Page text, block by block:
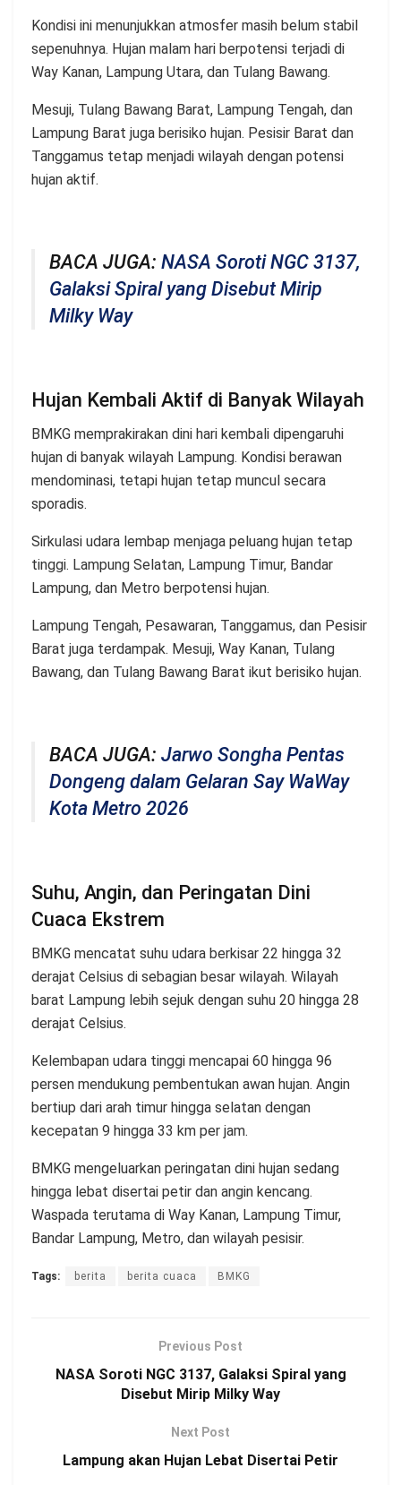
Kondisi ini menunjukkan atmosfer masih belum stabil
sepenuhnya. Hujan malam hari berpotensi terjadi di
Way Kanan, Lampung Utara, dan Tulang Bawang.
Mesuji, Tulang Bawang Barat, Lampung Tengah, dan
Lampung Barat juga berisiko hujan. Pesisir Barat dan
Tanggamus tetap menjadi wilayah dengan potensi
hujan aktif.
BACA JUGA: NASA Soroti NGC 3137,
Galaksi Spiral yang Disebut Mirip
Milky Way
Hujan Kembali Aktif di Banyak Wilayah
BMKG memprakirakan dini hari kembali dipengaruhi
hujan di banyak wilayah Lampung. Kondisi berawan
mendominasi, tetapi hujan tetap muncul secara
sporadis.
Sirkulasi udara lembap menjaga peluang hujan tetap
tinggi. Lampung Selatan, Lampung Timur, Bandar
Lampung, dan Metro berpotensi hujan.
Lampung Tengah, Pesawaran, Tanggamus, dan Pesisir
Barat juga terdampak. Mesuji, Way Kanan, Tulang
Bawang, dan Tulang Bawang Barat ikut berisiko hujan.
BACA JUGA: Jarwo Songha Pentas
Dongeng dalam Gelaran Say WaWay
Kota Metro 2026
Suhu, Angin, dan Peringatan Dini
Cuaca Ekstrem
BMKG mencatat suhu udara berkisar 22 hingga 32
derajat Celsius di sebagian besar wilayah. Wilayah
barat Lampung lebih sejuk dengan suhu 20 hingga 28
derajat Celsius.
Kelembapan udara tinggi mencapai 60 hingga 96
persen mendukung pembentukan awan hujan. Angin
bertiup dari arah timur hingga selatan dengan
kecepatan 9 hingga 33 km per jam.
BMKG mengeluarkan peringatan dini hujan sedang
hingga lebat disertai petir dan angin kencang.
Waspada terutama di Way Kanan, Lampung Timur,
Bandar Lampung, Metro, dan wilayah pesisir.
Tags: berita berita cuaca BMKG
Previous Post
NASA Soroti NGC 3137, Galaksi Spiral yang
Disebut Mirip Milky Way
Next Post
Lampung akan Hujan Lebat Disertai Petir